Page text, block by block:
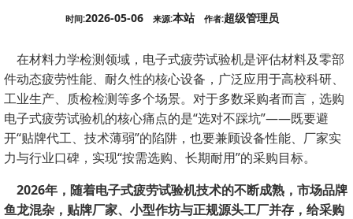
时间:2026-05-06 来源:本站 作者:超级管理员
在材料力学检测领域，电子式疲劳试验机是评估材料及零部
件动态疲劳性能、耐久性的核心设备，广泛应用于高校科研、
工业生产、质检检测等多个场景。对于多数采购者而言，选购
电子式疲劳试验机的核心痛点的是“选对不踩坑”——既要避
开“贴牌代工、技术薄弱”的陷阱，也要兼顾设备性能、厂家实
力与行业口碑，实现“按需选购、长期耐用”的采购目标。
2026年，随着电子式疲劳试验机技术的不断成熟，市场品牌
鱼龙混杂，贴牌厂家、小型作坊与正规源头工厂并存，给采购